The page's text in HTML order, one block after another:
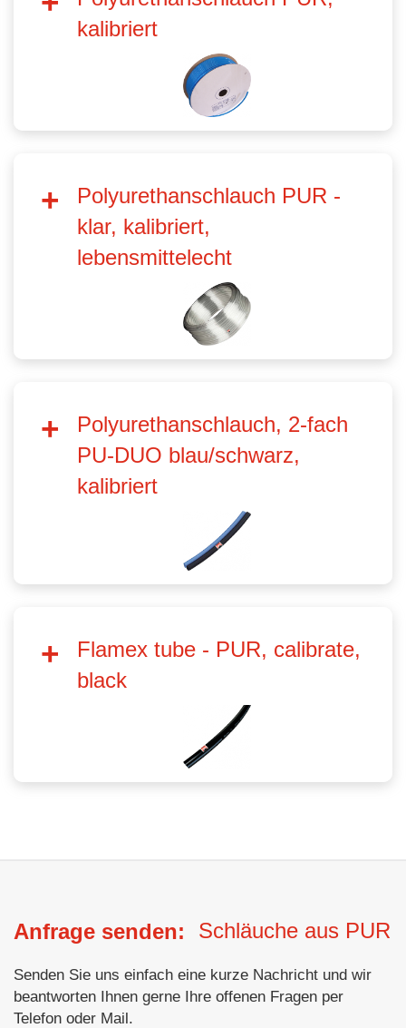
kalibriert
Polyurethanschlauch PUR -
klar, kalibriert,
lebensmittelecht
Polyurethanschlauch, 2-fach
PU-DUO blau/schwarz,
kalibriert
Flamex tube - PUR, calibrate,
black
Anfrage senden: Schläuche aus PUR
Senden Sie uns einfach eine kurze Nachricht und wir
beantworten Ihnen gerne Ihre offenen Fragen per
Telefon oder Mail.